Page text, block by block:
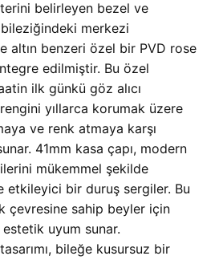
belirleyen bezel ve
merkezi
altın benzeri özel bir PVD rose
edilmiştir. Bu özel
ilk günkü göz alıcı
rengini yıllarca korumak üzere
ve renk atmaya karşı
41mm kasa çapı, modern
mükemmel şekilde
etkileyici bir duruş sergiler. Bu
çevresine sahip beyler için
uyum sunar.
bileğe kusursuz bir